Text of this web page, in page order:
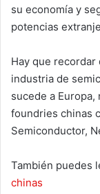
su economía y
potencias
Hay que
industria de
sucede a
foundries chinas
Semiconductor,
También puedes
chinas